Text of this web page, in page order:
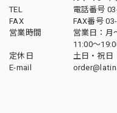
TEL
電話番号
FAX
FAX番号
営業時間
営業日：月
11:00〜
定休日
土日・祝日
E-mail